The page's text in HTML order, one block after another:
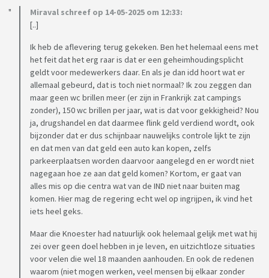
Miraval schreef op 14-05-2025 om 12:33:
[..]
Ik heb de aflevering terug gekeken. Ben het helemaal eens met
het feit dat het erg raar is dat er een geheimhoudingsplicht
geldt voor medewerkers daar. En als je dan idd hoort wat er
allemaal gebeurd, dat is toch niet normaal? Ik zou zeggen dan
maar geen wc brillen meer (er zijn in Frankrijk zat campings
zonder), 150 wc brillen per jaar, wat is dat voor gekkigheid? Nou
ja, drugshandel en dat daarmee flink geld verdiend wordt, ook
bijzonder dat er dus schijnbaar nauwelijks controle lijkt te zijn
en dat men van dat geld een auto kan kopen, zelfs
parkeerplaatsen worden daarvoor aangelegd en er wordt niet
nagegaan hoe ze aan dat geld komen? Kortom, er gaat van
alles mis op die centra wat van de IND niet naar buiten mag
komen. Hier mag de regering echt wel op ingrijpen, ik vind het
iets heel geks.
Maar die Knoester had natuurlijk ook helemaal gelijk met wat hij
zei over geen doel hebben in je leven, en uitzichtloze situaties
voor velen die wel 18 maanden aanhouden. En ook de redenen
waarom (niet mogen werken, veel mensen bij elkaar zonder